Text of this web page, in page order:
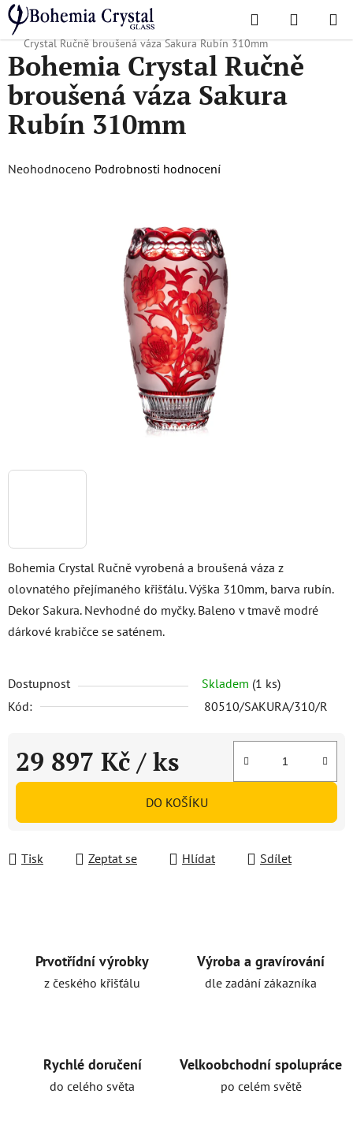
Přejít
na
obsah
Hledat
KOŠÍK
Domů
/ Oblíbené kolekce / Vánoční nabídka Dárky pro ni
Bohemia
Crystal Ručně broušená váza Sakura Rubín 310mm
Bohemia Crystal Ručně vyrobená a broušená váza z
olovnatého přejímaného křišťálu. Výška 310mm, barva rubín.
Dekor Sakura. Nevhodné do myčky. Baleno v tmavě modré
dárkové krabičce se saténem.
Dostupnost Skladem (1 ks)
Kód:
80510/SAKURA/310/R
29 897 Kč / ks
Měrná cena:
DO KOŠÍKU
Tisk Zeptat se Hlídat Sdílet
Bohemia Crystal Ručně
broušená váza Sakura
Rubín 310mm
Průměrné
Neohodnoceno Podrobnosti hodnocení
Prvotřídní výrobky
z českého křišťálu
Výroba a gravírování
dle zadání zákazníka
Rychlé doručení
do celého světa
Velkoobchodní spolupráce
po celém světě